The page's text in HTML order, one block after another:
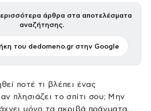
άρθρα στα αποτελέσματα
αναζήτησης.
του dedomeno.gr στην Google
ποτέ τι βλέπει ένας
πλησιάζει το σπίτι σου; Μην
μόνο τα ακριβά πράγματα.